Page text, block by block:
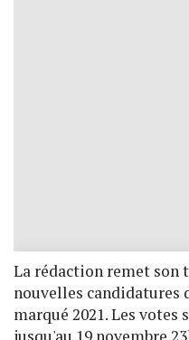
La rédaction remet son
nouvelles candidatures
marqué 2021. Les